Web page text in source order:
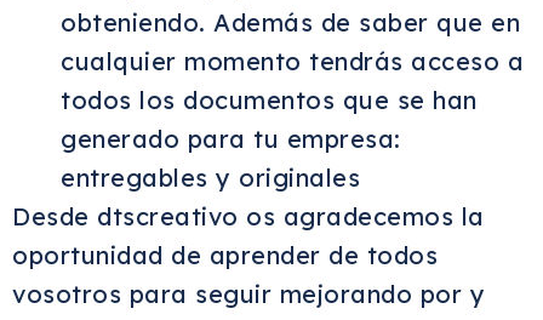
obteniendo. Además de saber que en
cualquier momento tendrás acceso a
todos los documentos que se han
generado para tu empresa:
entregables y originales
Desde dtscreativo os agradecemos la
oportunidad de aprender de todos
vosotros para seguir mejorando por y